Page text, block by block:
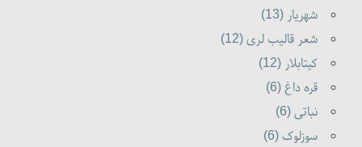
شهریار (13)
شعر قالیب لری (12)
کیتابلار (12)
قره داغ (6)
نباتی (6)
سوزلوک (6)